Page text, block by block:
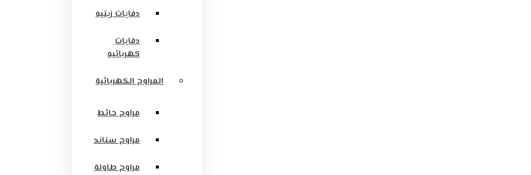
دفايات زيتيه
دفايات
كهربائيه
المراوح الكهربائية
مراوح حائط
مراوح ستاند
مراوح طاولة